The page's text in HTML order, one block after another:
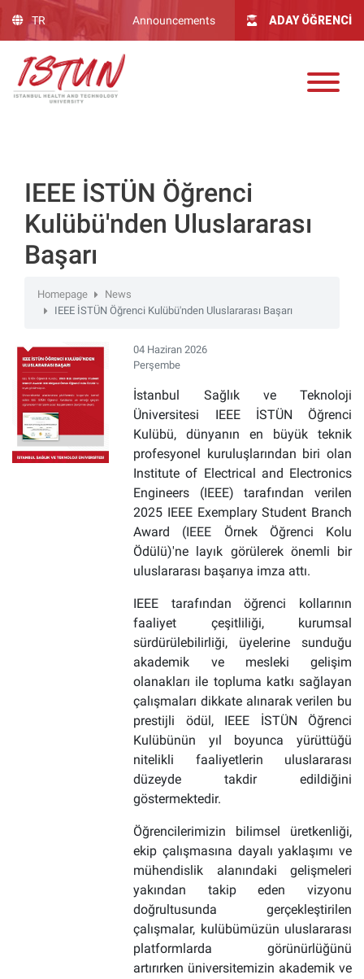
dikkat:
web
sitesinde,
erişilebilirliği
BiClick"
sistemi
bulunur.
TR Announcements ADAY ÖĞRENCİ
IEEE İSTÜN Öğrenci
Kulübü'nden Uluslararası
Başarı
Homepage
News
IEEE İSTÜN Öğrenci Kulübü'nden Uluslararası Başarı
04 Haziran 2026
Perşembe
İstanbul Sağlık ve Teknoloji
Üniversitesi IEEE İSTÜN Öğrenci
Kulübü, dünyanın en büyük teknik
profesyonel kuruluşlarından biri olan
Institute of Electrical and Electronics
Engineers (IEEE) tarafından verilen
2025 IEEE Exemplary Student Branch
Award (IEEE Örnek Öğrenci Kolu
Ödülü)'ne layık görülerek önemli bir
uluslararası başarıya imza attı.
IEEE tarafından öğrenci kollarının
faaliyet çeşitliliği, kurumsal
sürdürülebilirliği, üyelerine sunduğu
akademik ve mesleki gelişim
olanakları ile topluma katkı sağlayan
çalışmaları dikkate alınarak verilen bu
prestijli ödül, IEEE İSTÜN Öğrenci
Kulübünün yıl boyunca yürüttüğü
nitelikli faaliyetlerin uluslararası
düzeyde takdir edildiğini
göstermektedir.
Öğrencilerimizin bilimsel üretkenliği,
ekip çalışmasına dayalı yaklaşımı ve
mühendislik alanındaki gelişmeleri
yakından takip eden vizyonu
doğrultusunda gerçekleştirilen
çalışmalar, kulübümüzün uluslararası
platformlarda görünürlüğünü
artırırken üniversitemizin akademik ve